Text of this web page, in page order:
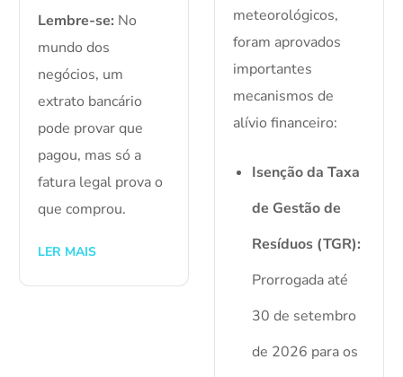
Lembre-se: No
mundo dos
negócios, um
extrato bancário
pode provar que
pagou, mas só a
fatura legal prova o
que comprou.
LER MAIS
meteorológicos,
foram aprovados
importantes
mecanismos de
alívio financeiro:
Isenção da Taxa
de Gestão de
Resíduos (TGR):
Prorrogada até
30 de setembro
de 2026 para os